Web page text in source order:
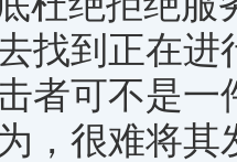
找到正在进
者可不是
，很难将其